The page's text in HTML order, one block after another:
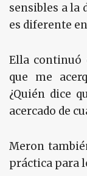
sensibles a la
es diferente
Ella continuó
que me
¿Quién dice
acercado de
Meron
práctica para